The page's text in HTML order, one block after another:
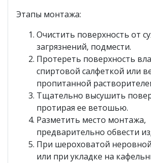
Этапы монтажа:
Очистить поверхность от
загрязнений, подмести.
Протереть поверхность
спиртовой салфеткой или
пропитанной
Тщательно высушить
протирая ее ветошью.
Разметить место монтажа,
предварительно обвести
При шероховатой
или при укладке на